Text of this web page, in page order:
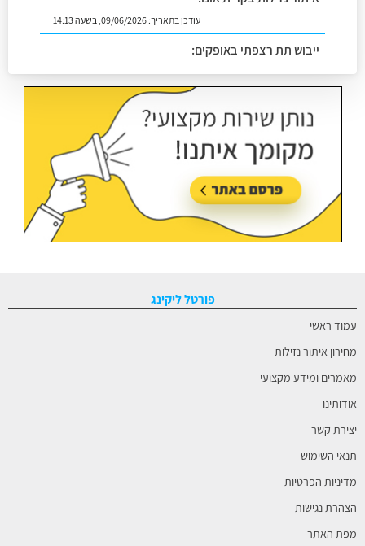
עודכן בתאריך:09/06/2026, בשעה 14:13
ייבוש תת רצפתי באופקים:
עודכן בתאריך:02/07/2026, בשעה 14:06
פורטל ליקינג
עמוד ראשי
מחירון איתור נזילות
מאמרים ומידע מקצועי
אודותינו
יצירת קשר
תנאי השימוש
מדיניות הפרטיות
הצהרת נגישות
מפת האתר